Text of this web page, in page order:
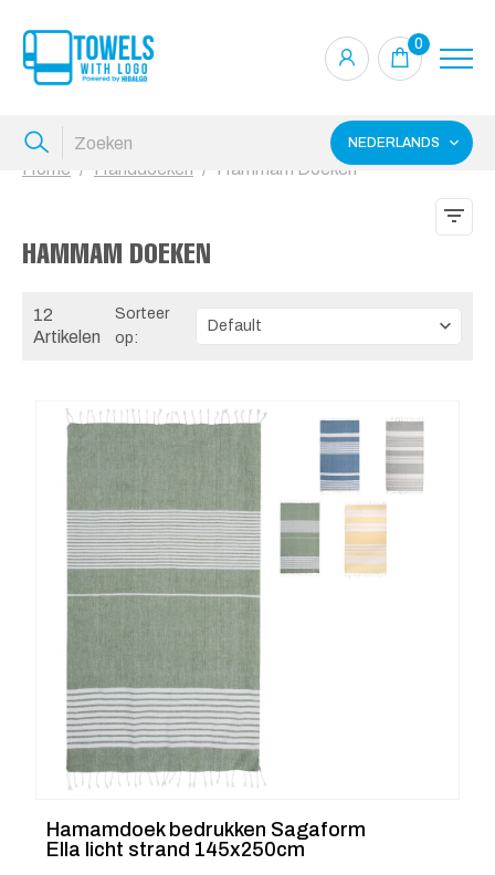
0
NEDERLANDS
Home Handdoeken Hammam Doeken
HAMMAM DOEKEN
12
Artikelen
Sorteer
op:
Hamamdoek bedrukken Sagaform
Ella licht strand 145x250cm